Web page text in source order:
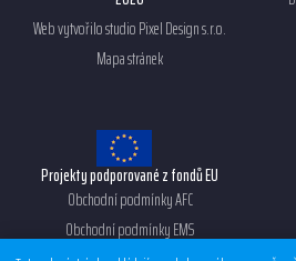
Web vytvořilo studioPixel Design s.r.o.
Mapa stránek
Projekty podporované z fondů EU
Obchodní podmínky AFC
Obchodní podmínky EMS